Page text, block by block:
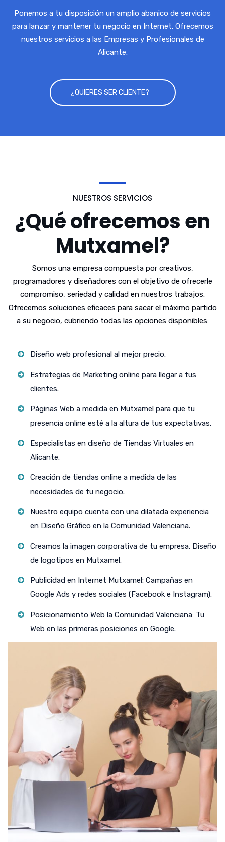
Ponemos a tu disposición un amplio abanico de servicios
para lanzar y mantener tu negocio en Internet. Ofrecemos
nuestros servicios a las Empresas y Profesionales de
Alicante.
¿QUIERES SER CLIENTE?
NUESTROS SERVICIOS
¿Qué ofrecemos en
Mutxamel?
Somos una empresa compuesta por creativos,
programadores y diseñadores con el objetivo de ofrecerle
compromiso, seriedad y calidad en nuestros trabajos.
Ofrecemos soluciones eficaces para sacar el máximo partido
a su negocio, cubriendo todas las opciones disponibles:
Diseño web profesional al mejor precio.
Estrategias de Marketing online para llegar a tus
clientes.
Páginas Web a medida en Mutxamel para que tu
presencia online esté a la altura de tus expectativas.
Especialistas en diseño de Tiendas Virtuales en
Alicante.
Creación de tiendas online a medida de las
necesidades de tu negocio.
Nuestro equipo cuenta con una dilatada experiencia
en Diseño Gráfico en la Comunidad Valenciana.
Creamos la imagen corporativa de tu empresa. Diseño
de logotipos en Mutxamel.
Publicidad en Internet Mutxamel: Campañas en
Google Ads y redes sociales (Facebook e Instagram).
Posicionamiento Web la Comunidad Valenciana: Tu
Web en las primeras posiciones en Google.